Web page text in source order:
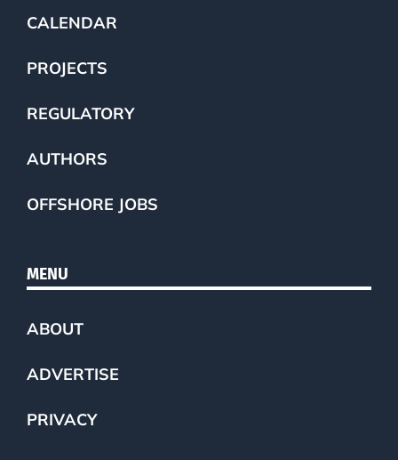
CALENDAR
PROJECTS
REGULATORY
AUTHORS
OFFSHORE JOBS
MENU
ABOUT
ADVERTISE
PRIVACY